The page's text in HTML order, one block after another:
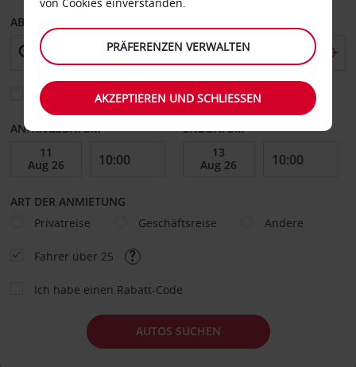
ABHOLEN VON
Eine andere Rückgabestation auswählen
ANFANGSDATUM ENDDATUM
ART DER ANMIETUNG
Privatreise
Geschäftsreise Andere
Fahrer über 25
Ich habe einen Rabatt-Code
AUTOS SUCHEN
PRÄFERENZEN VERWALTEN
AKZEPTIEREN UND SCHLIESSEN